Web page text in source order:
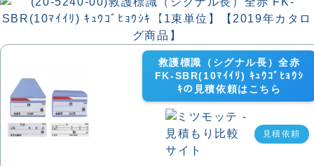
救護標識（シグナル長）全赤
FK-SBR(10ﾏｲｲﾘ) ｷｭｳｺﾞﾋｮｳｼ
ｷの見積依頼はこちら
見積依頼